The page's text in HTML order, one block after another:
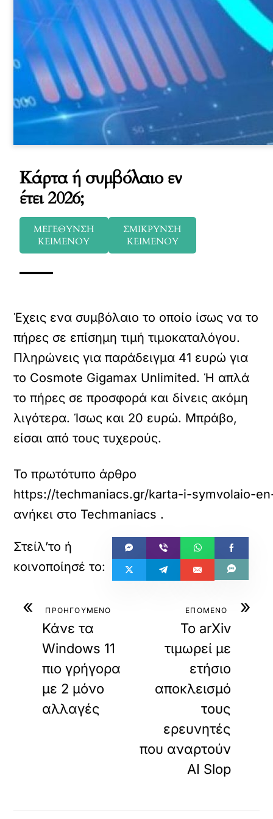
Κάρτα ή συμβόλαιο εν
έτει 2026;
ΜΕΓΕΘΥΝΣΗ
ΚΕΙΜΕΝΟΥ
ΣΜΙΚΡΥΝΣΗ
ΚΕΙΜΕΝΟΥ
Έχεις ενα συμβόλαιο το οποίο ίσως να το
πήρες σε επίσημη τιμή τιμοκαταλόγου.
Πληρώνεις για παράδειγμα 41 ευρώ για
το Cosmote Gigamax Unlimited. Ή απλά
το πήρες σε προσφορά και δίνεις ακόμη
λιγότερα. Ίσως και 20 ευρώ. Μπράβο,
είσαι από τους τυχερούς.
Το πρωτότυπο άρθρο
https://techmaniacs.gr/karta-i-symvolaio-
ανήκει στο Techmaniacs .
« ΠΡΟΗΓΟΥΜΕΝΟ
Κάνε τα
Windows 11
πιο γρήγορα
με 2 μόνο
αλλαγές
»
ΕΠΟΜΕΝΟ
Το arXiv
τιμωρεί με
ετήσιο
αποκλεισμό
τους
ερευνητές
που αναρτούν
AI Slop